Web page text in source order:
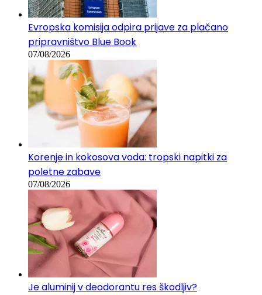
Evropska komisija odpira prijave za plačano
pripravništvo Blue Book
07/08/2026
Korenje in kokosova voda: tropski napitki za
poletne zabave
07/08/2026
Je aluminij v deodorantu res škodljiv?